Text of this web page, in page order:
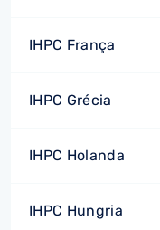
IHPC França
IHPC Grécia
IHPC Holanda
IHPC Hungria